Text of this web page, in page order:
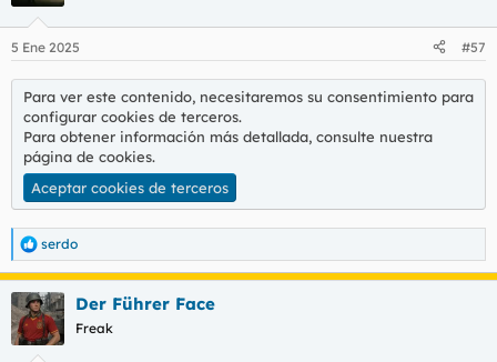
5 Ene 2025 #57
Para ver este contenido, necesitaremos su consentimiento para
configurar cookies de terceros.
Para obtener información más detallada, consulte nuestra
página de cookies.
Aceptar cookies de terceros
R
e
a
c
c
i
serdo
Der Führer Face
Freak